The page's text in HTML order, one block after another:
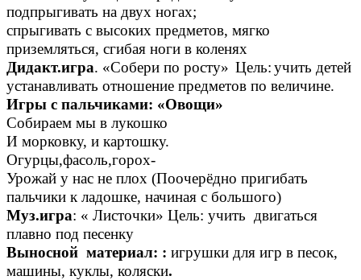
подпрыгивать на двух ногах;
спрыгивать с высоких предметов, мягко
приземляться, сгибая ноги в коленях
Дидакт.игра. «Собери по росту» Цель:учить детей
устанавливать отношение предметов по величине.
Игры с пальчиками: «Овощи»
Собираем мы в лукошко
И морковку, и картошку.
Огурцы,фасоль,горох-
Урожай у нас не плох (Поочерёдно пригибать
пальчики к ладошке, начиная с большого)
Муз.игра: « Листочки» Цель: учить двигаться
плавно под песенку
Выносной материал: : игрушки для игр в песок,
машины, куклы, коляски.